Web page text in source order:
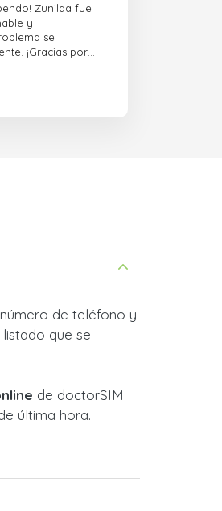
Zunilda fue
y
se
¡Gracias por
de teléfono y
que se
de doctorSIM
última hora.